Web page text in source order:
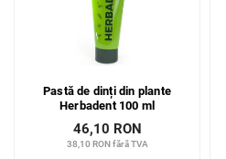
Pastă de dinți din plante
Herbadent 100 ml
38,10 RON fără TVA
46,10 RON